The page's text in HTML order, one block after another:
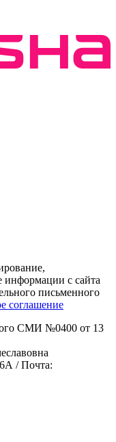
информации с сайта
письменного
соглашение
СМИ №0400 от 13
/ Почта: